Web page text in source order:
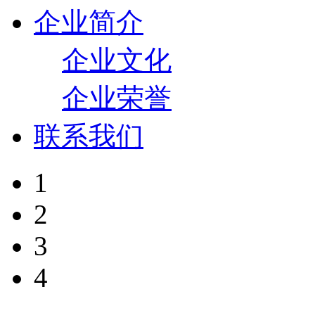
企业简介
企业文化
企业荣誉
联系我们
1
2
3
4